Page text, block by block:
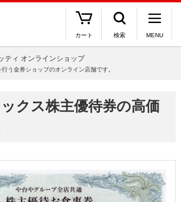
カート 検索 MENU
ティ オンラインショップ
う金券ショップのオンライン店舗です。
クス株主優待券の高価